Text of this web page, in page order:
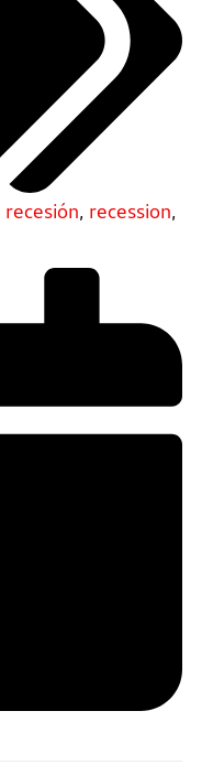
recesión, recession,